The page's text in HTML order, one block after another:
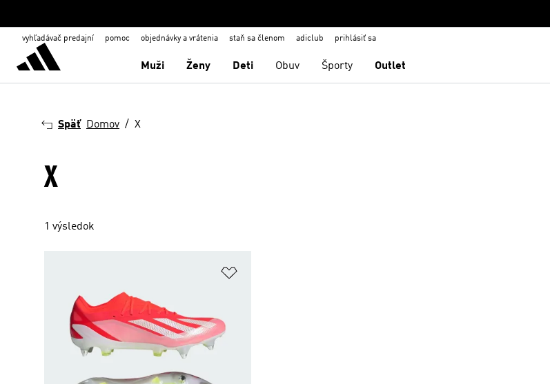
vyhľadávač predajní pomoc objednávky a vrátenia staň sa členom adiclub prihlásiť sa
Muži Ženy Deti Obuv Športy Outlet
Späť Domov X
X
1 výsledok